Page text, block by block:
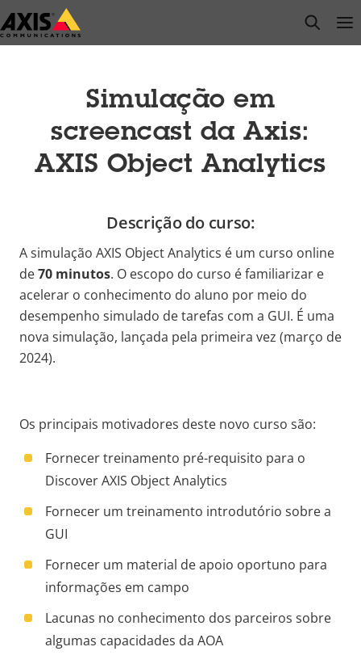
Pular
para
open
Simulação em
screencast da Axis:
AXIS Object Analytics
Descrição do curso:
A simulação AXIS Object Analytics é um curso online
de70 minutos. O escopo do curso é familiarizar e
acelerar o conhecimento do aluno por meio do
desempenho simulado de tarefas com a GUI. É uma
nova simulação, lançada pela primeira vez (março de
2024).
Os principais motivadores deste novo curso são:
Fornecer treinamento pré-requisito para o
Discover AXIS Object Analytics
Fornecer um treinamento introdutório sobre a
GUI
Fornecer um material de apoio oportuno para
informações em campo
Lacunas no conhecimento dos parceiros sobre
algumas capacidades da AOA